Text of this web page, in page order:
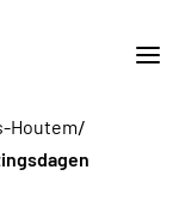
Houtem/